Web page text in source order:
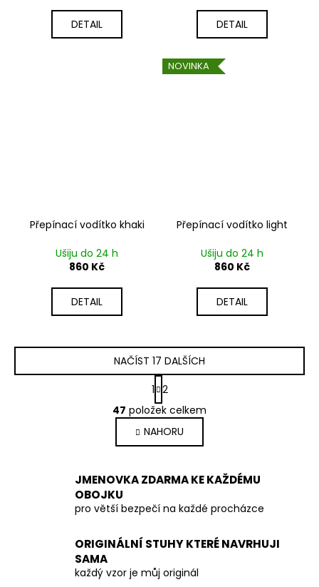
DETAIL DETAIL
Přepínací vodítko khaki
Ušiju do 24 h
860 Kč
DETAIL
NOVINKA
Přepínací vodítko light
Ušiju do 24 h
860 Kč
DETAIL
O
v
l
á
a
í
r
k
NAČÍST 17 DALŠÍCH
S
t
r
á
n
k
v
á
n
í
1 2
47 položek celkem
NAHORU
JMENOVKA ZDARMA KE KAŽDÉMU
OBOJKU
pro větší bezpečí na každé procházce
ORIGINÁLNÍ STUHY KTERÉ NAVRHUJI
SAMA
každý vzor je můj originál